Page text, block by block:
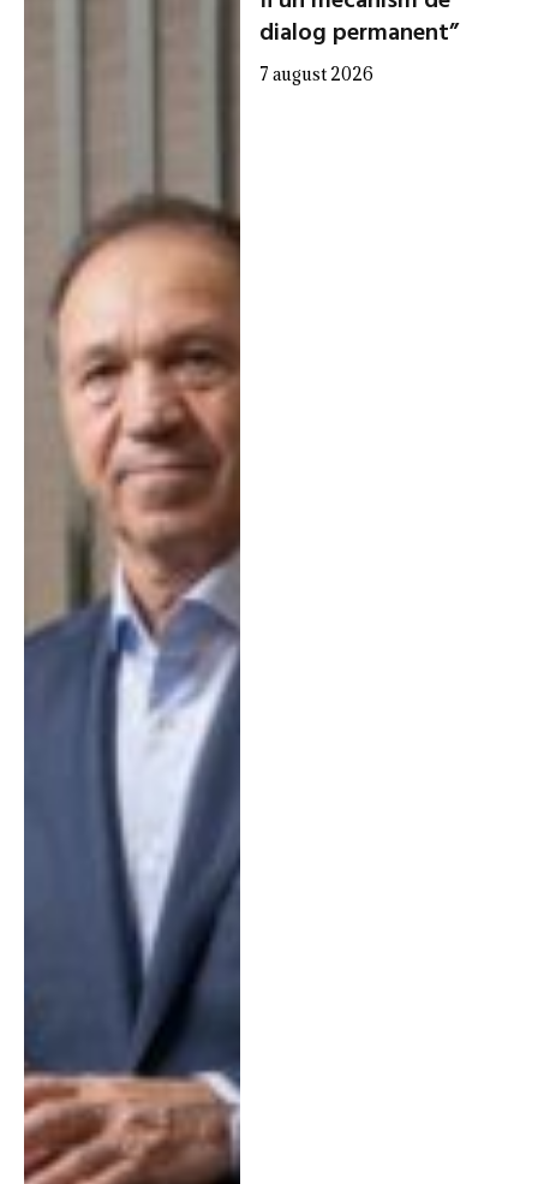
dialog permanent”
7 august 2026